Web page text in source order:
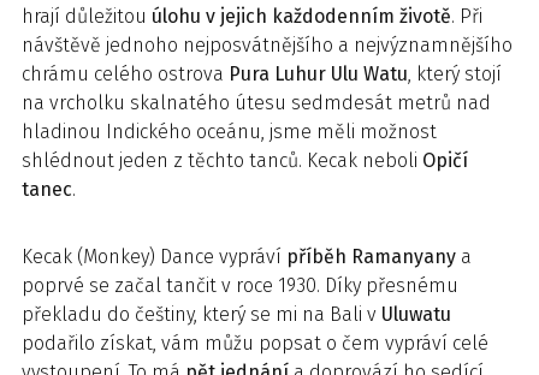
hrají důležitou úlohu v jejich každodenním životě. Při
návštěvě jednoho nejposvátnějšího a nejvýznamnějšího
chrámu celého ostrova Pura Luhur Ulu Watu, který stojí
na vrcholku skalnatého útesu sedmdesát metrů nad
hladinou Indického oceánu, jsme měli možnost
shlédnout jeden z těchto tanců. Kecak neboli Opičí
tanec.
Kecak (Monkey) Dance vypráví příběh Ramanyany a
poprvé se začal tančit v roce 1930. Díky přesnému
překladu do češtiny, který se mi na Bali v Uluwatu
podařilo získat, vám můžu popsat o čem vypráví celé